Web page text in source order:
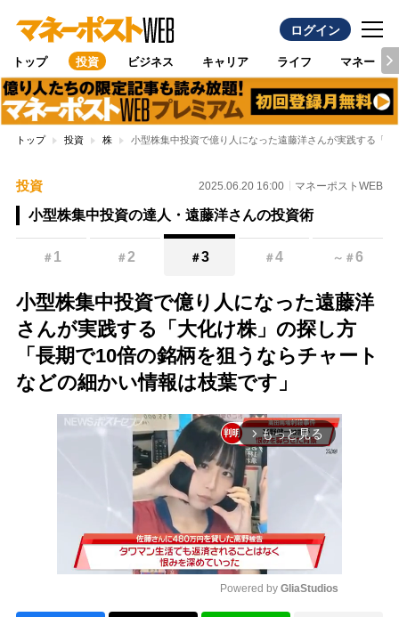
ログイン
トップ 投資 ビジネス キャリア ライフ マネー
トップ 投資 株 小型株集中投資で億り人になった遠藤洋さんが実践する「
投資 2025.06.20 16:00 マネーポストWEB
小型株集中投資の達人・遠藤洋さんの投資術
＃ 1 ＃2 ＃3 ＃4 ～ ＃6
小型株集中投資で億り人になった遠藤洋
さんが実践する「大化け株」の探し方
「長期で10倍の銘柄を狙うならチャート
などの細かい情報は枝葉です」
arrow_forward_ios もっと見る
Powered by GliaStudios